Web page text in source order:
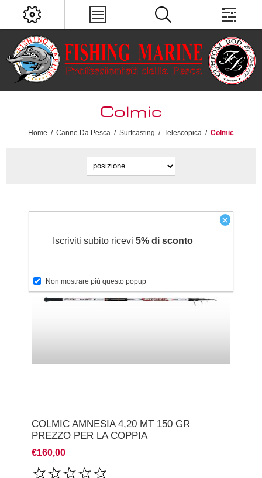
Colmic
Home / Canne Da Pesca / Surfcasting / Telescopica / Colmic
COLMIC AMNESIA 4,20 MT 150 GR
PREZZO PER LA COPPIA
€160,00
×
Iscriviti subito ricevi 5% di sconto
Non mostrare più questo popup